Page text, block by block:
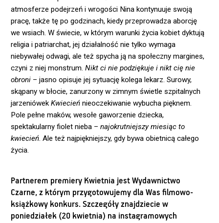
atmosferze podejrzeń i wrogości Nina kontynuuje swoją
pracę, także tę po godzinach, kiedy przeprowadza aborcję
we wsiach. W świecie, w którym warunki życia kobiet dyktują
religia i patriarchat, jej działalność nie tylko wymaga
niebywałej odwagi, ale też spycha ją na społeczny margines,
czyni z niej monstrum.Nikt ci nie podziękuje i nikt cię nie
obroni – jasno opisuje jej sytuację kolega lekarz. Surowy,
skąpany w błocie, zanurzony w zimnym świetle szpitalnych
jarzeniówekKwiecień nieoczekiwanie wybucha pięknem.
Pole pełne maków, wesołe gaworzenie dziecka,
spektakularny fiolet nieba –najokrutniejszy miesiąc to
kwiecień. Ale też najpiękniejszy, gdy bywa obietnicą całego
życia.
Partnerem premiery Kwietnia jest Wydawnictwo
Czarne, z którym przygotowujemy dla Was filmowo-
książkowy konkurs. Szczegóły znajdziecie w
poniedziałek (20 kwietnia) na instagramowych